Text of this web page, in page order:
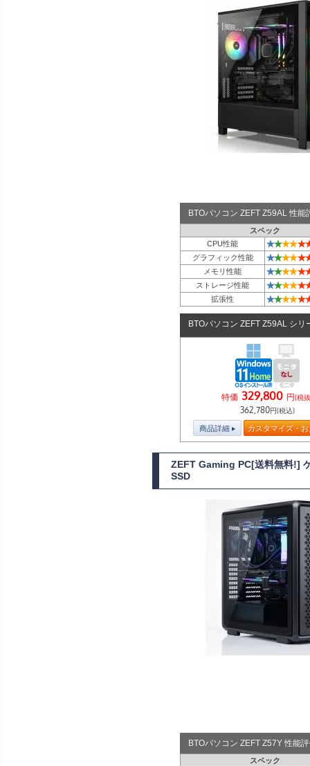
BTOパソコン ZEFT Z59AL 性能
スペック
CPU性能
★★★★★
グラフィック性能 ★★★★★
メモリ性能 ★★★★★
ストレージ性能 ★★★★★
拡張性 ★★★★★
BTOパソコン ZEFT Z59AL シリ
特価 329,800 円(税
362,780円(税込)
商品詳細 カスタマイズ・
ZEFT Gaming PC[送料無料!]
SSD
BTOパソコン ZEFT Z57Y 性能
スペック